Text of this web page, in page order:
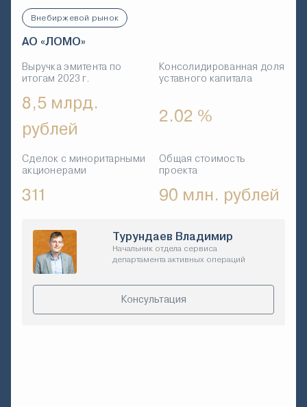
Внебиржевой рынок
АО «ЛОМО»
Выручка эмитента по
итогам 2023 г.
8,5 млрд.
рублей
Консолидированная доля
уставного капитала
2.02 %
Сделок с миноритарными
акционерами
311
Общая стоимость
проекта
90 млн. рублей
Турундаев Владимир
Начальник отдела сервиса
департамента активных операций
Консультация